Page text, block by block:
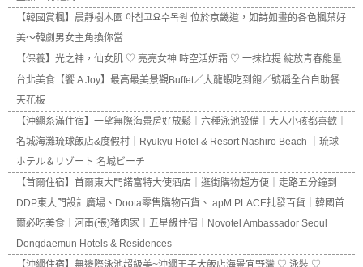
【韓國賞楓】晨靜樹木園 아침고요수목원 位於京畿道，如詩如畫的各色楓葉好
美～韓劇男女主角換你當
【保養】光之神，仙女肌 ♡ 亮亮女神 時空活妍霜 ♡ 一抹拉提 綻放青春能量
台北美食【饗 A Joy】最高最美景觀Buffet／大龍蝦吃到飽／號稱全台自助餐
天花板
【沖繩糸滿住宿】一望無際海景房好放鬆｜六種泳池設備｜大人小孩都喜歡｜
名城海灘琉球飯店&度假村｜Ryukyu Hotel & Resort Nashiro Beach ｜琉球
ホテル＆リゾート 名城ビーチ
【首爾住宿】首爾東大門諾富特大使酒店｜逛街購物超方便｜走路五分鐘到
DDP東大門設計廣場、Doota零售購物百貨、 apM PLACE批發百貨｜韓國首
爾必吃美食｜河南(張)豬肉家｜五星級住宿｜Novotel Ambassador Seoul
Dongdaemun Hotels & Residences
【沖繩住宿】無邊際泳池超級美~沖繩王子大飯店海景宜野灣 ♡ 泳裝 ♡